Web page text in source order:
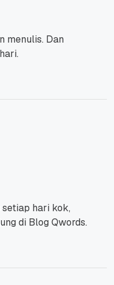
menulis. Dan
hari kok,
di Blog Qwords.